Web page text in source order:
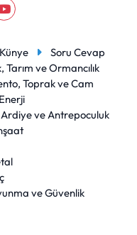
Künye
Soru Cevap
Tarım ve Ormancılık
Toprak ve Cam
Enerji
Ardiye ve Antrepoculuk
ve Güvenlik